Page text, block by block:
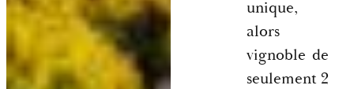
unique,
alors
vignoble de
seulement 2